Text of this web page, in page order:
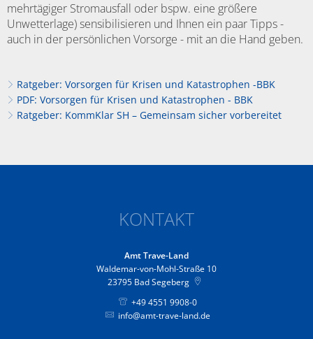
mehrtägiger Stromausfall oder bspw. eine größere
Unwetterlage) sensibilisieren und Ihnen ein paar Tipps -
auch in der persönlichen Vorsorge - mit an die Hand geben.
Ratgeber: Vorsorgen für Krisen und Katastrophen -BBK
PDF: Vorsorgen für Krisen und Katastrophen - BBK
Ratgeber: KommKlar SH – Gemeinsam sicher vorbereitet
KONTAKT
Amt Trave-Land
Waldemar-von-Mohl-Straße 10
23795 Bad Segeberg
+49 4551 9908-0
info@amt-trave-land.de